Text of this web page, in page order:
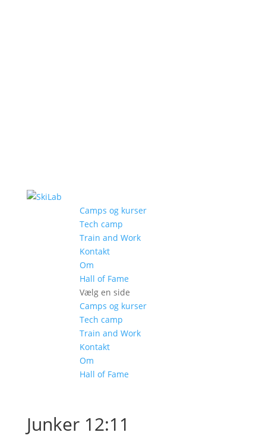
Camps og kurser
Tech camp
Train and Work
Kontakt
Om
Hall of Fame
Vælg en side
Camps og kurser
Tech camp
Train and Work
Kontakt
Om
Hall of Fame
Junker 12:11